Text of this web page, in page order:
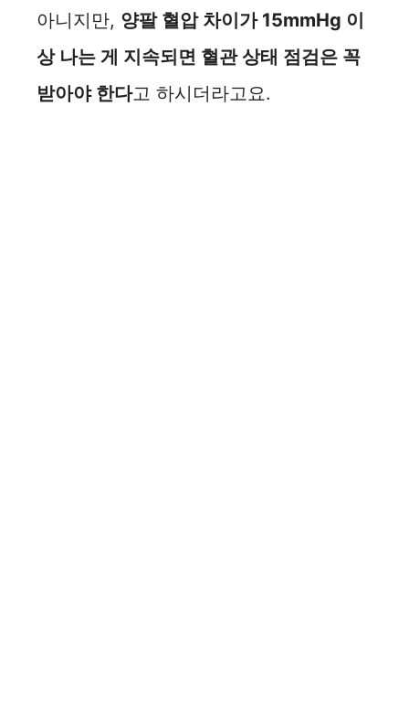
아니지만, 양팔 혈압 차이가 15mmHg 이
상 나는 게 지속되면 혈관 상태 점검은 꼭
받아야 한다고 하시더라고요.